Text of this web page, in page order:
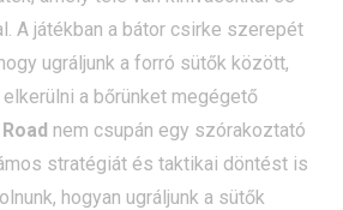
A játékban a bátor csirke szerepét
ugráljunk a forró sütők között,
a bőrünket megégető
nem csupán egy szórakoztató
stratégiát és taktikai döntést is
hogyan ugráljunk a sütők